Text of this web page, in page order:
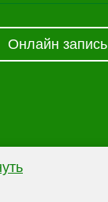
Онлайн запись